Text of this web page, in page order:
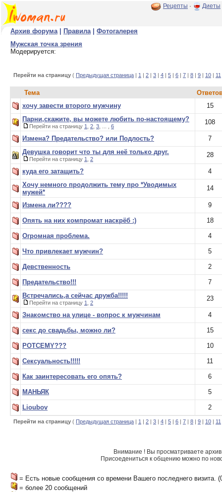
Рецепты · Диеты
Архив форума| Правила| Фотогалерея
Мужская точка зрения
Модерируется:
Перейти на страницу ( Предыдущая страница | 1 | 2 | 3 | 4 | 5 | 6 | 7 | 8 | 9 | 10 | 11
Тема
хочу завести второго мужчину
15
Парни,скажите, вы можете любить по-настоящему?
Перейти на страницу 1 2 3 6
108
Измена? Предательство? или Подлость?
7
Девушка говорит что ты для неё только друг.
Перейти на страницу 1 2
28
куда его затащить?
4
Хочу немного продолжить тему про *Уводимых
мужей*
14
Измена ли???? 9
Опять на них компромат наскрёб :) 18
Огромная проблема. 4
Что привлекает мужчин? 5
Девственность 2
Предательство!!!
7
Встречались,а сейчас дружба!!!!!
Перейти на страницу 1 2
23
Знакомство на улице - вопрос к мужчинам 4
секс до свадьбы, можно ли? 15
POTCEMY??? 10
Сексуальность!!!!! 11
Как заинтересовать его опять? 6
МАНЬЯК 5
Lioubov 2
Перейти на страницу ( Предыдущая страница | 1 | 2 | 3 | 4 | 5 | 6 | 7 | 8 | 9 | 10 | 11
Внимание ! Вы просматриваете
Присоедениться к общению можно по
= Есть новые сообщения со времени Вашего последнего визита.
= более 20 сообщений